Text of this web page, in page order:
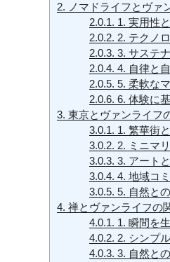
2. ノマドライフとヴァ
2.0.1. 1. 実用性
2.0.2. 2. テクノ
2.0.3. 3. サステ
2.0.4. 4. 自律と
2.0.5. 5. 柔軟な
2.0.6. 6. 体験に
3. 東京とヴァンライフ
3.0.1. 1. 繁華街
3.0.2. 2. ミニマ
3.0.3. 3. アート
3.0.4. 4. 地域コ
3.0.5. 5. 自然と
4. 禅とヴァンライフの
4.0.1. 1. 瞬間を
4.0.2. 2. シンプ
4.0.3. 3. 自然と